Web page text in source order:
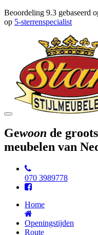
Beoordeling 9.3 gebaseerd
op 5-sterrenspecialist
Toggle
Gewoon de
meubelen van
070 3989778
Home
Openingstijden
Route